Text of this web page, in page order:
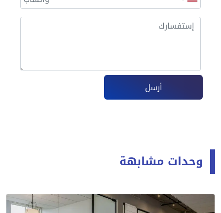
أرسل
وحدات مشابهة